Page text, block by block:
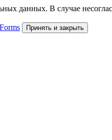
данных. В случае
Принять и закрыть